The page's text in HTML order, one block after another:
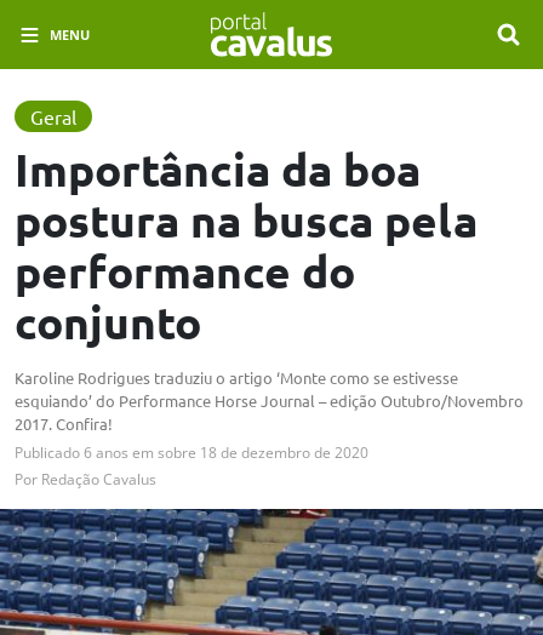
MENU
Geral
Importância da boa
postura na busca pela
performance do
conjunto
Karoline Rodrigues traduziu o artigo ‘Monte como se estivesse
esquiando’ do Performance Horse Journal – edição Outubro/Novembro
2017. Confira!
Publicado6 anos em sobre 18 de dezembro de 2020
Por Redação Cavalus